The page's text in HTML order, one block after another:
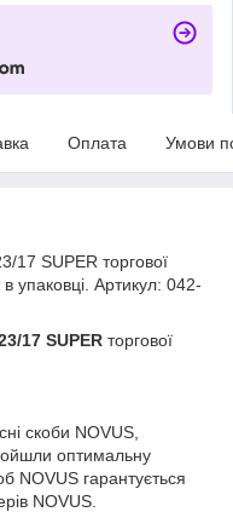
Оплата Умови
17 SUPER торгової
упаковці. Артикул: 042-
17 SUPER торгової
скоби NOVUS,
оптимальну
NOVUS гарантується
NOVUS.